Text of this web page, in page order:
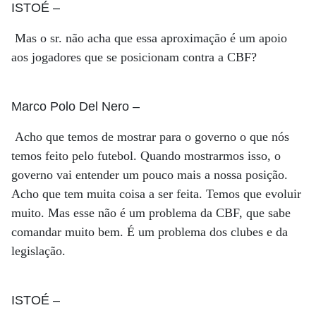
ISTOÉ –
Mas o sr. não acha que essa aproximação é um apoio
aos jogadores que se posicionam contra a CBF?
Marco Polo Del Nero –
Acho que temos de mostrar para o governo o que nós
temos feito pelo futebol. Quando mostrarmos isso, o
governo vai entender um pouco mais a nossa posição.
Acho que tem muita coisa a ser feita. Temos que evoluir
muito. Mas esse não é um problema da CBF, que sabe
comandar muito bem. É um problema dos clubes e da
legislação.
ISTOÉ –